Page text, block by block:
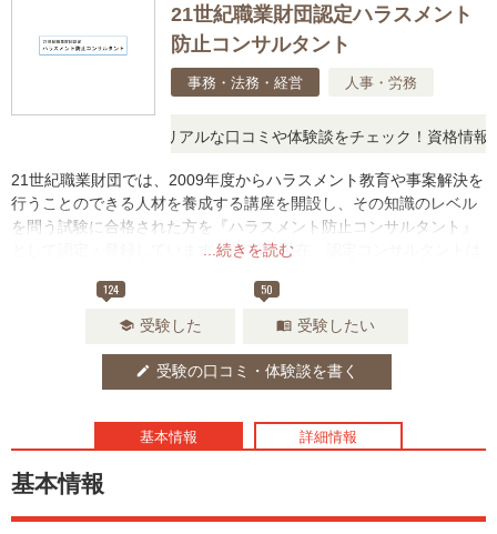
21世紀職業財団認定ハラスメント
防止コンサルタント
事務・法務・経営 人事・労務
疑問に思ったら、リアルな口コミや体験談をチェック！資格情報の
...続きを読む
21世紀職業財団では、2009年度からハラスメント教育や事案解決を
行うことのできる人材を養成する講座を開設し、その知識のレベル
を問う試験に合格された方を『ハラスメント防止コンサルタント』
として認定・登録しています。2026年現在、認定コンサルタントは
て、ハラスメントのない快適な職場づくりを目指して活動していま
124
school 受験した
50
menu_book 受験したい
edit 受験の口コミ・体験談を書く
基本情報 詳細情報
基本情報